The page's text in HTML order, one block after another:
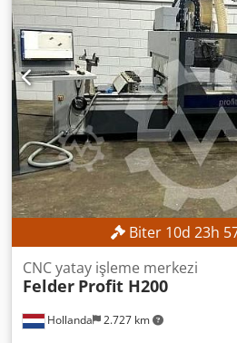
Biter 10d 23h
Hollanda 2.727 km
CNC yatay işleme merkezi
Felder Profit H200